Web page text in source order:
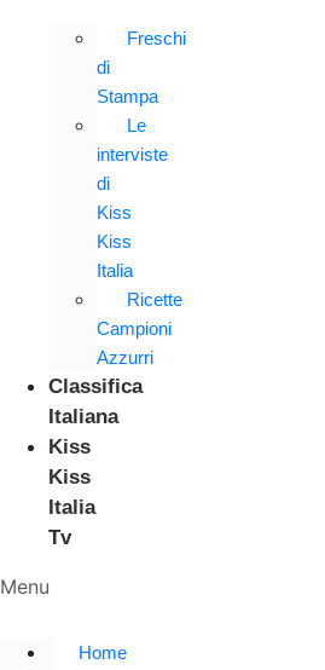
Freschi
di
Stampa
Le
interviste
di
Kiss
Kiss
Italia
Ricette
Campioni
Azzurri
Classifica
Italiana
Kiss
Kiss
Italia
Tv
Menu
Home